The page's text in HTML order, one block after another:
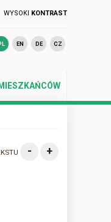
WYSOKI KONTRAST
EN DE CZ
- +